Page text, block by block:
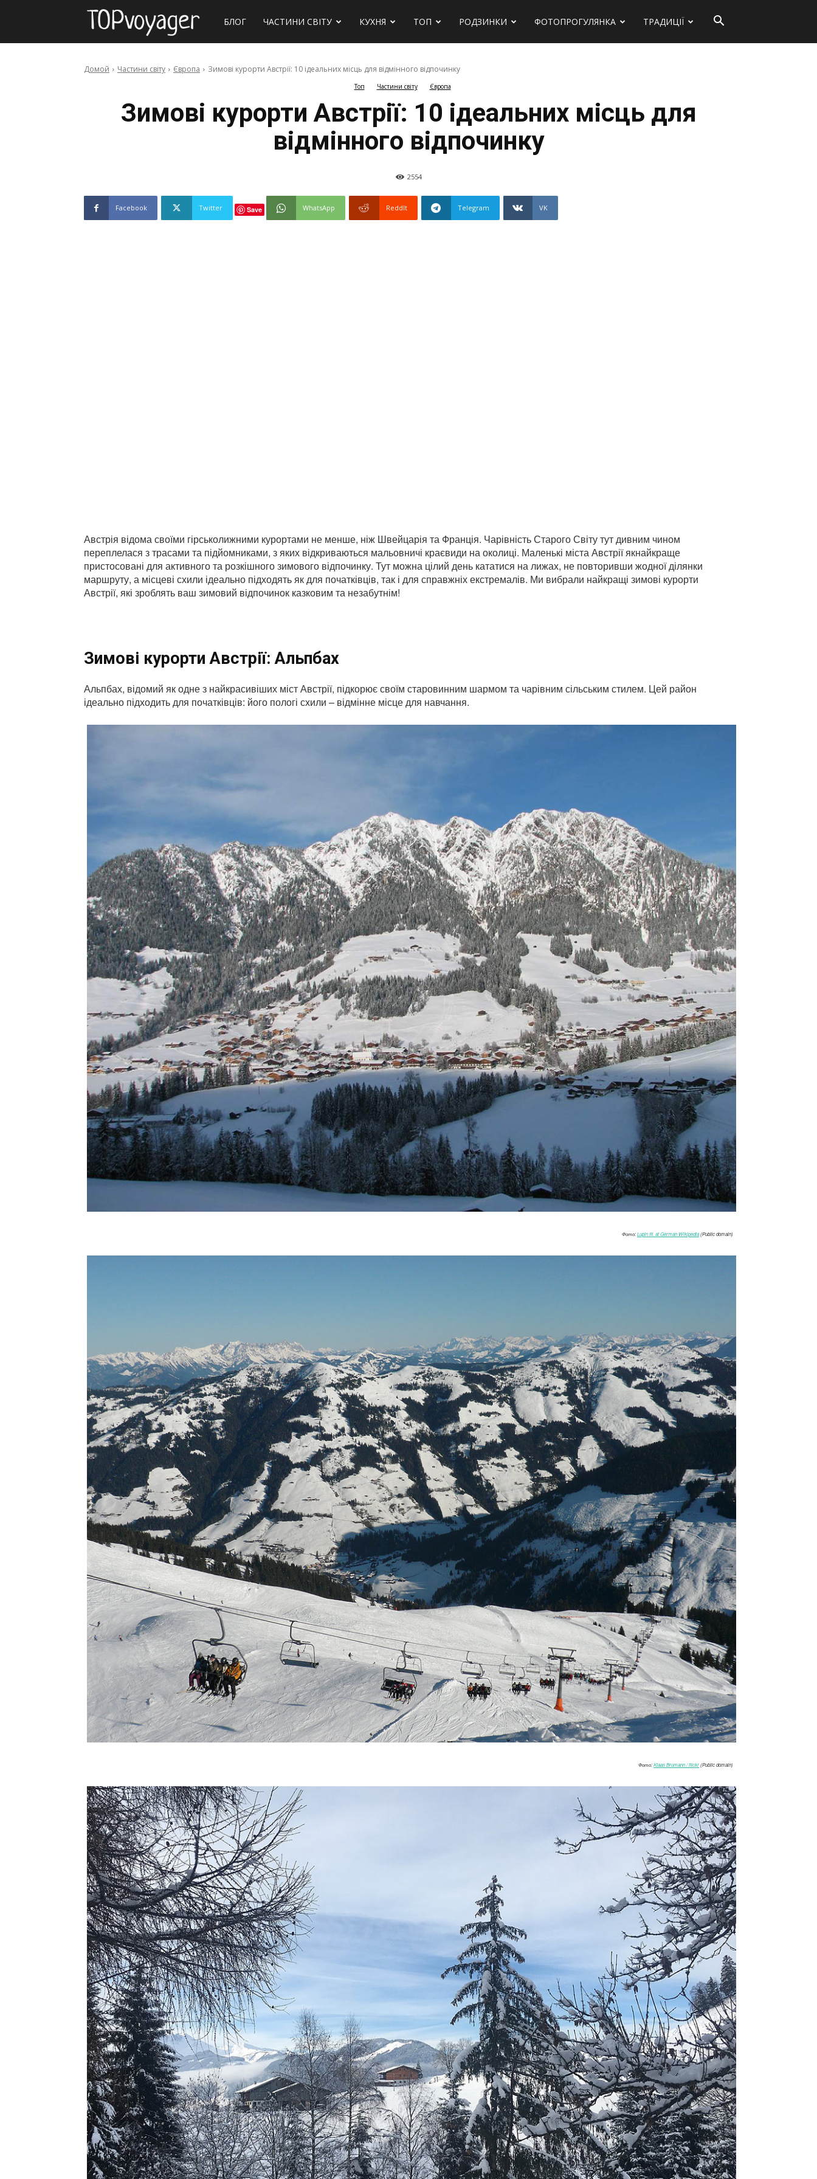
Сайт
БЛОГ ЧАСТИНИ СВІТУ КУХНЯ ТОП РОДЗИНКИ ФОТОПРОГУЛЯНКА ТРАДИЦІЇ
Домой Частини світу Європа Зимові курорти Австрії: 10 ідеальних місць для відмінного відпочинку
Топ Частини світу Європа
Зимові курорти Австрії: 10 ідеальних місць для
відмінного відпочинку
2554
Facebook Twitter Save WhatsApp ReddIt Telegram VK
Австрія відома своїми гірськолижними курортами не менше, ніж Швейцарія та Франція. Чарівність Старого Світу тут дивним чином
переплелася з трасами та підйомниками, з яких відкриваються мальовничі краєвиди на околиці. Маленькі міста Австрії якнайкраще
пристосовані для активного та розкішного зимового відпочинку. Тут можна цілий день кататися на лижах, не повторивши жодної ділянки
маршруту, а місцеві схили ідеально підходять як для початківців, так і для справжніх екстремалів. Ми вибрали найкращі зимові курорти
Австрії, які зроблять ваш зимовий відпочинок казковим та незабутнім!
Зимові курорти Австрії: Альпбах
Альпбах, відомий як одне з найкрасивіших міст Австрії, підкорює своїм старовинним шармом та чарівним сільським стилем. Цей район
ідеально підходить для початківців: його пологі схили – відмінне місце для навчання.
Фото:Lupin III. at German Wikipedia(Public domain)
Фото:Klaas Brumann / flickr(Public domain)